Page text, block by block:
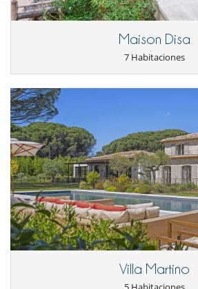
Maison Disa
7 Habitaciones
Villa Martino